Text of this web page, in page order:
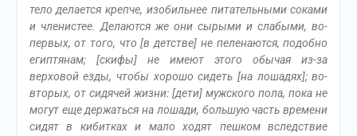
тело делается крепче, изобильнее питательными соками
и членистее. Делаются же они сырыми и слабыми, во-
первых, от того, что [в детстве] не пеленаются, подобно
египтянам; [скифы] не имеют этого обычая из-за
верховой езды, чтобы хорошо сидеть [на лошадях]; во-
вторых, от сидячей жизни: [дети] мужского пола, пока не
могут еще держаться на лошади, большую часть времени
сидят в кибитках и мало ходят пешком вследствие